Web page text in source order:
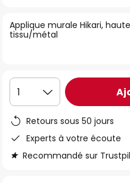
of
the
Applique murale Hikari,
tissu/métal
1
Retours sous 50 jours
Experts à votre écoute
Recommandé sur